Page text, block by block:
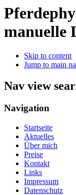
manuelle
Skip to content
Jump to main
Nav view
Navigation
Startseite
Aktuelles
Über mich
Preise
Kontakt
Links
Impressum
Datenschutz